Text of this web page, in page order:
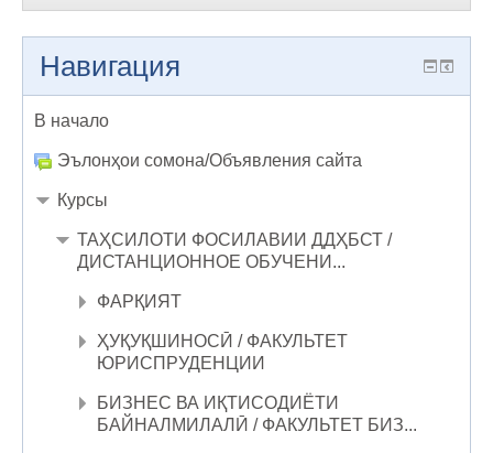
Навигация
В начало
Эълонҳои сомона/Объявления сайта
Курсы
ТАҲСИЛОТИ ФОСИЛАВИИ ДДҲБСТ /
ДИСТАНЦИОННОЕ ОБУЧЕНИ...
ФАРҚИЯТ
ҲУҚУҚШИНОСӢ / ФАКУЛЬТЕТ
ЮРИСПРУДЕНЦИИ
БИЗНЕС ВА ИҚТИСОДИЁТИ
БАЙНАЛМИЛАЛӢ / ФАКУЛЬТЕТ БИЗ...